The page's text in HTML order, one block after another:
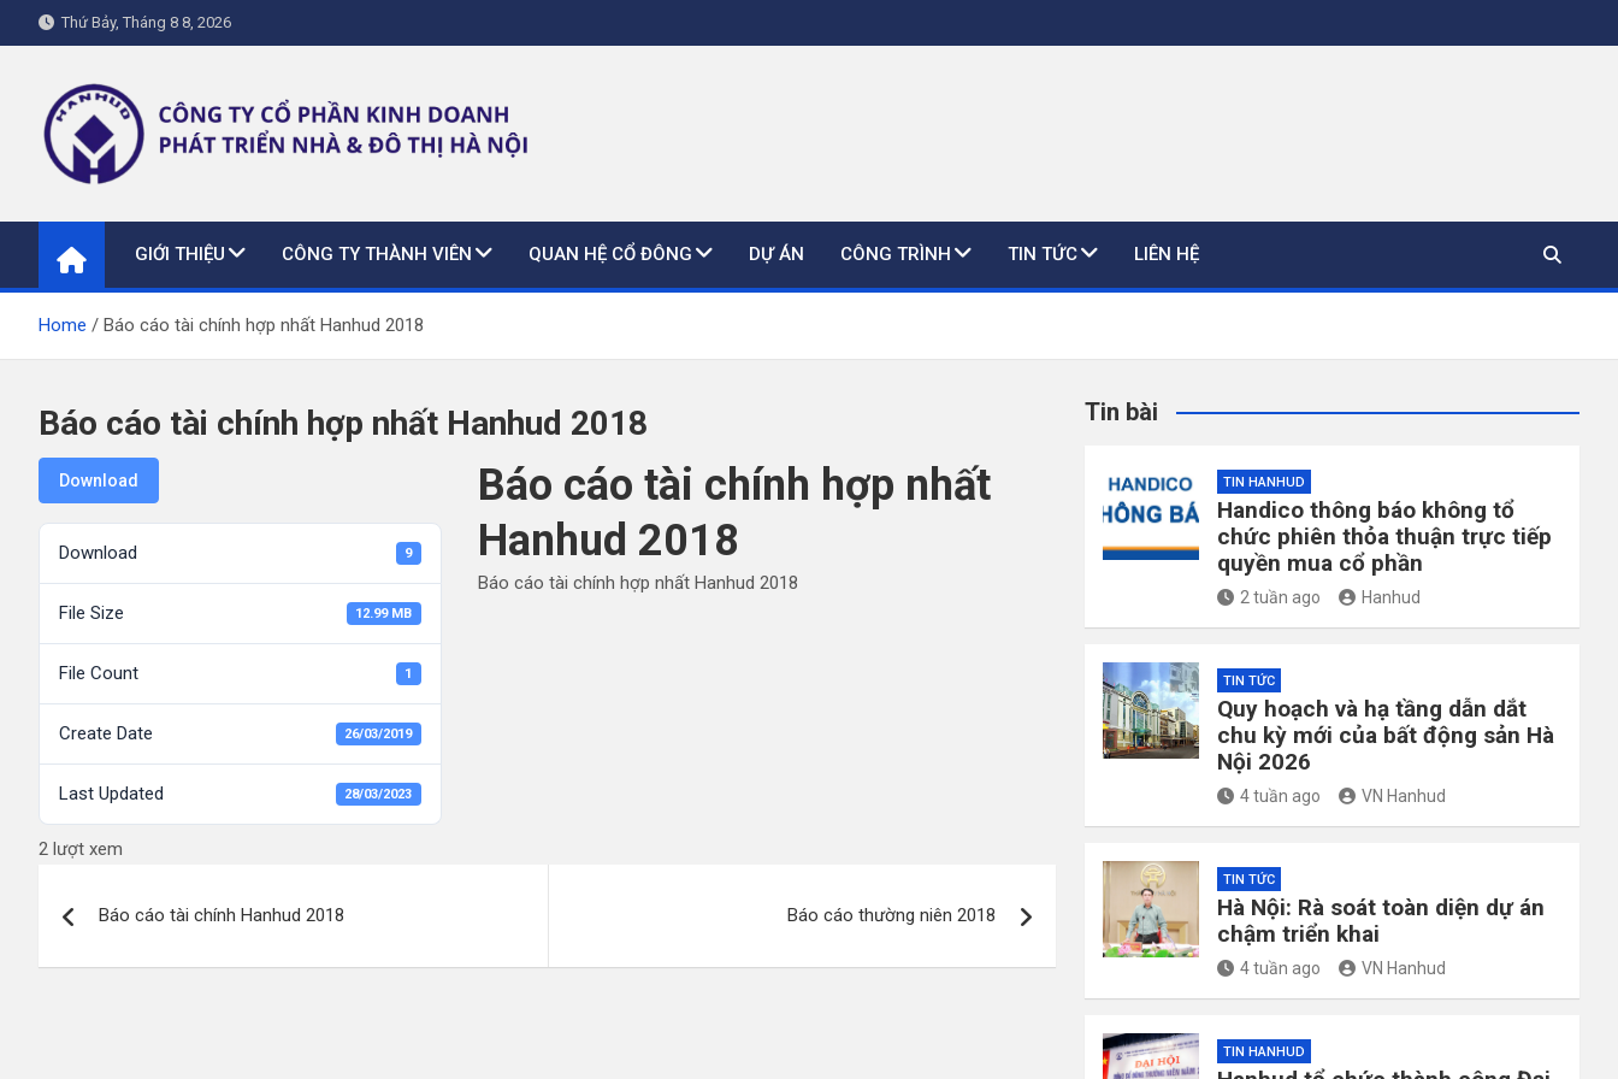
to
Thứ Bảy, Tháng 8 8, 2026
hanhud.vn
GIỚI THIỆU CÔNG TY THÀNH VIÊN QUAN HỆ CỔ ĐÔNG DỰ ÁN CÔNG TRÌNH TIN TỨC LIÊN HỆ
Home Báo cáo tài chính hợp nhất Hanhud 2018
Báo cáo tài chính hợp nhất Hanhud 2018
Download
Download 9
File Size 12.99 MB
File Count 1
Create Date 26/03/2019
Last Updated 28/03/2023
Báo cáo tài chính hợp nhất
Hanhud 2018
Báo cáo tài chính hợp nhất Hanhud 2018
2 lượt xem
hướng
Báo cáo tài chính Hanhud 2018 Báo cáo thường niên 2018
Tin bài
TIN HANHUD
Handico thông báo không tổ
chức phiên thỏa thuận trực tiếp
quyền mua cổ phần
2 tuần ago Hanhud
TIN TỨC
Quy hoạch và hạ tầng dẫn dắt
chu kỳ mới của bất động sản Hà
Nội 2026
4 tuần ago VN Hanhud
TIN TỨC
Hà Nội: Rà soát toàn diện dự án
chậm triển khai
4 tuần ago VN Hanhud
TIN HANHUD